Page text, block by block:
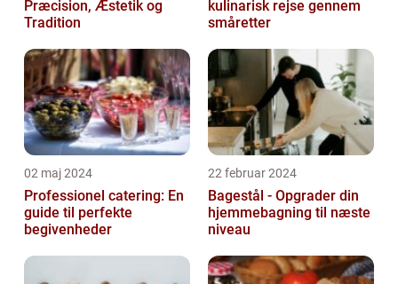
Præcision, Æstetik og
Tradition
kulinarisk rejse gennem
småretter
02 maj 2024
Professionel catering: En
guide til perfekte
begivenheder
22 februar 2024
Bagestål - Opgrader din
hjemmebagning til næste
niveau